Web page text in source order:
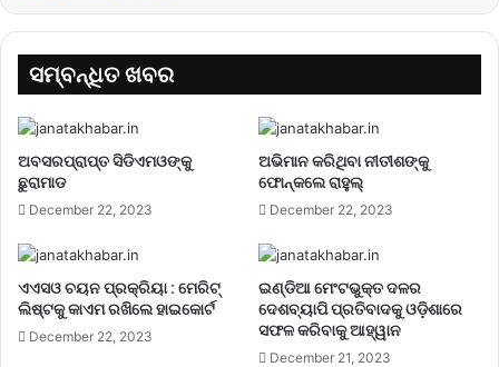
ସମ୍ବନ୍ଧିତ ଖବର
ଅବସରପ୍ରାପ୍ତ ସିଡିଏମଓଙ୍କୁ
ଛୁରାମାଡ
December 22, 2023
ଅଭିମାନ କରିଥିବା ନୀତୀଶଙ୍କୁ
ଫୋନ୍‌କଲେ ରାହୁଲ୍‌
December 22, 2023
ଏଏସଓ ଚୟନ ପ୍ରକ୍ରିୟା : ମେରିଟ୍
ଲିଷ୍ଟକୁ କାଏମ ରଖିଲେ ହାଇକୋର୍ଟ
December 22, 2023
ଇଣ୍ଡିଆ ମେଂଟଭୁକ୍ତ ଦଳର
ଦେଶବ୍ୟାପି ପ୍ରତିବାଦକୁ ଓଡ଼ିଶାରେ
ସଫଳ କରିବାକୁ ଆହ୍ୱାନ
December 21, 2023